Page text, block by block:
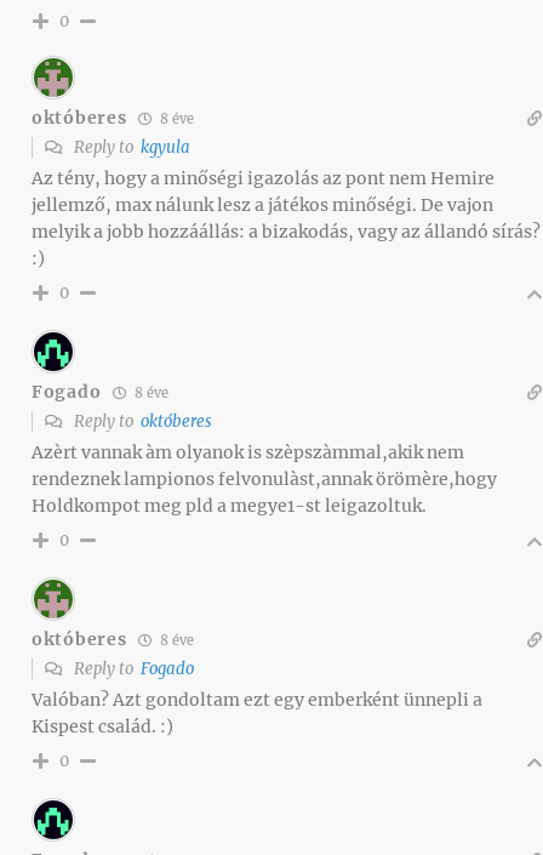
0
októberes 8 éve
Reply to kgyula
Az tény, hogy a minőségi igazolás az pont nem Hemire
jellemző, max nálunk lesz a játékos minőségi. De vajon
melyik a jobb hozzáállás: a bizakodás, vagy az állandó sírás?
:)
0
Fogado 8 éve
Reply to októberes
Azèrt vannak àm olyanok is szèpszàmmal,akik nem
rendeznek lampionos felvonulàst,annak örömère,hogy
Holdkompot meg pld a megye1-st leigazoltuk.
0
októberes 8 éve
Reply to Fogado
Valóban? Azt gondoltam ezt egy emberként ünnepli a
Kispest család. :)
0